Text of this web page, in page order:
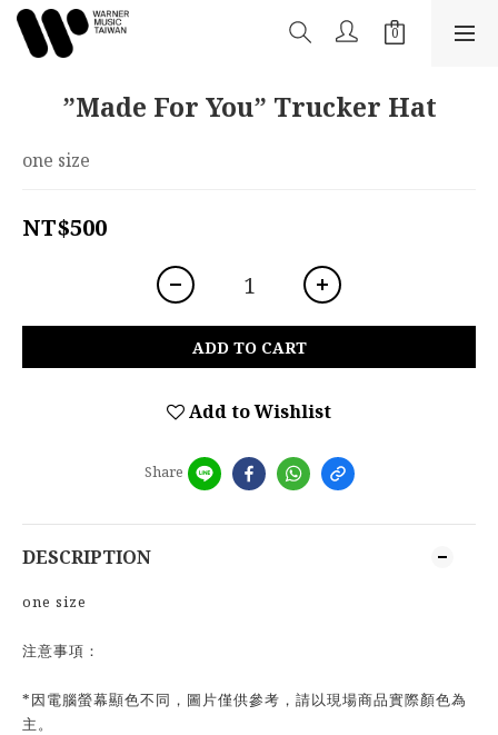
”Made For You” Trucker Hat
one size
NT$500
ADD TO CART
Add to Wishlist
Share
DESCRIPTION
one size
注意事項：
*因電腦螢幕顯色不同，圖片僅供參考，請以現場商品實際顏色為
主。